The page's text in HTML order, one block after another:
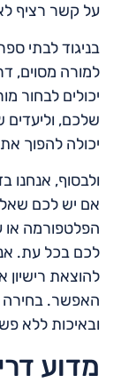
על קשר רציף
בניגוד לבתי
למורה מסוים,
יכולים לבחור
שלכם,
יכולה להפוך את
ולבסוף, אנחנו
אם יש לכם
הפלטפורמה או
לכם בכל עת.
להוצאת רישיון
האפשר. בחירה
ובאיכות ללא
מדוע